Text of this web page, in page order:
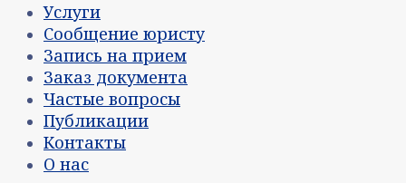
Услуги
Сообщение юристу
Запись на прием
Заказ документа
Частые вопросы
Публикации
Контакты
О нас